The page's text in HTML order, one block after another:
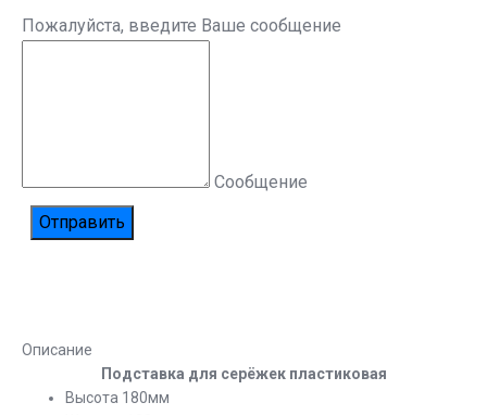
Пожалуйста, введите Ваше сообщение
Сообщение
Описание
Подставка для серёжек пластиковая
Высота 180мм